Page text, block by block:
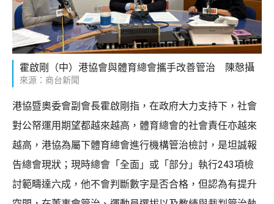
霍啟剛（中）港協會與體育總會攜手改善管治 陳慤攝
來源：商台新聞
港協暨奧委會副會長霍啟剛指，在政府大力支持下，社會
對公帑運用期望都越來越高，體育總會的社會責任亦越來
越高，港協為屬下體育總會進行機構管治檢討，是坦誠報
告總會現狀；現時總會「全面」或「部分」執行243項檢
討範疇達六成，他不會判斷數字是否合格，但認為有提升